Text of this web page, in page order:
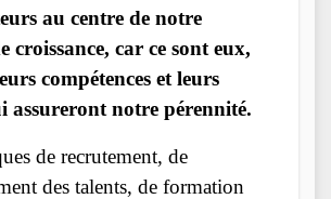
au centre de notre
croissance, car ce sont eux,
compétences et leurs
assureront notre pérennité.
de recrutement, de
des talents, de formation